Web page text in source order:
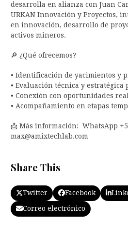
desarrolla en alianza con Juan
URKAN Innovación y Proyectos,
en innovación, desarrollo de
activos mineros.
🔎 ¿Qué ofrecemos?
• Identificación de yacimientos y
• Evaluación técnica y
• Conexión con oportunidades
• Acompañamiento en etapas
📩 Más información: WhatsApp
max@amixtechlab.com
Share This
Twitter Facebook
Correo electrónico